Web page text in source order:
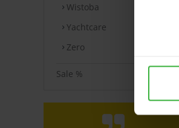
Wistoba
Yachtcare
Zero
Sale %